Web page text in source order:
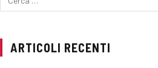
ARTICOLI RECENTI